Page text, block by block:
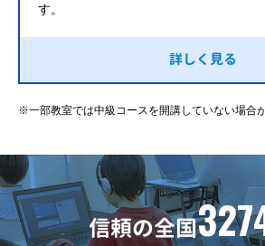
す。
詳しく見る
※一部教室では中級コースを開講していない場合
信頼の全国